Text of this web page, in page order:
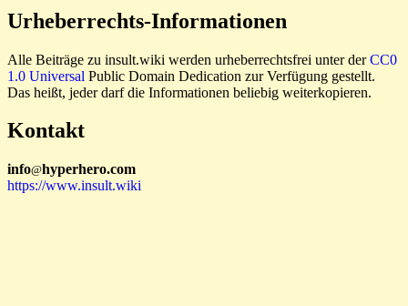
Urheberrechts-Informationen
Alle Beiträge zu insult.wiki werden urheberrechtsfrei unter derCC0
1.0 Universal Public Domain Dedication zur Verfügung gestellt.
Das heißt, jeder darf die Informationen beliebig weiterkopieren.
Kontakt
info@hyperhero.com
https://www.insult.wiki